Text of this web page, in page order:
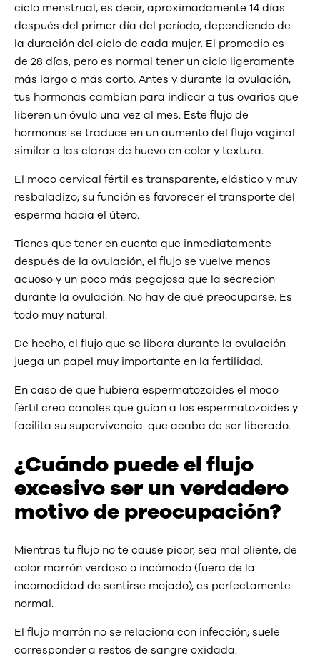
ciclo menstrual, es decir, aproximadamente 14 días
después del primer día del período, dependiendo de
la duración del ciclo de cada mujer. El promedio es
de 28 días, pero es normal tener un ciclo ligeramente
más largo o más corto. Antes y durante la ovulación,
tus hormonas cambian para indicar a tus ovarios que
liberen un óvulo una vez al mes. Este flujo de
hormonas se traduce en un aumento del flujo vaginal
similar a las claras de huevo en color y textura.
El moco cervical fértil es transparente, elástico y muy
resbaladizo; su función es favorecer el transporte del
esperma hacia el útero.
Tienes que tener en cuenta que inmediatamente
después de la ovulación, el flujo se vuelve menos
acuoso y un poco más pegajosa que la secreción
durante la ovulación. No hay de qué preocuparse. Es
todo muy natural.
De hecho, el flujo que se libera durante la ovulación
juega un papel muy importante en la fertilidad.
En caso de que hubiera espermatozoides el moco
fértil crea canales que guían a los espermatozoides y
facilita su supervivencia. que acaba de ser liberado.
¿Cuándo puede el flujo
excesivo ser un verdadero
motivo de preocupación?
Mientras tu flujo no te cause picor, sea mal oliente, de
color marrón verdoso o incómodo (fuera de la
incomodidad de sentirse mojado), es perfectamente
normal.
El flujo marrón no se relaciona con infección; suele
corresponder a restos de sangre oxidada.